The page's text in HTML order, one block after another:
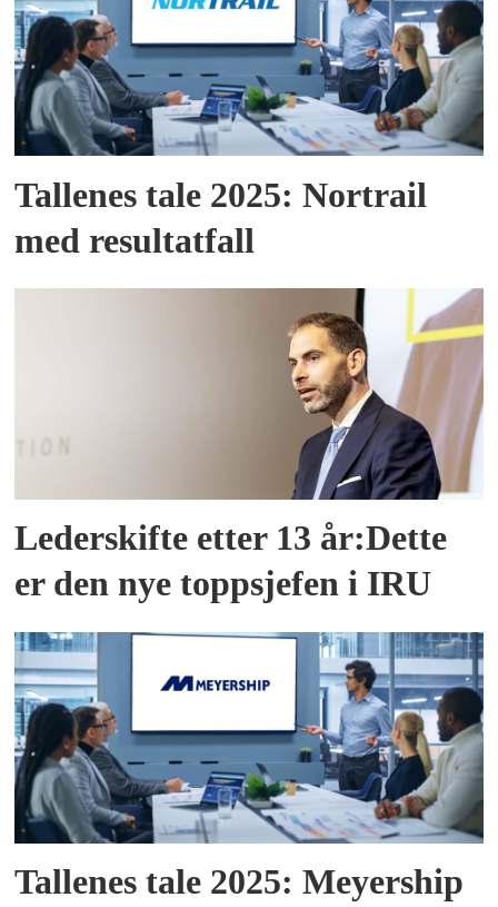
Tallenes tale 2025: Nortrail
med resultatfall
Lederskifte etter 13 år:Dette
er den nye toppsjefen i IRU
Tallenes tale 2025: Meyership